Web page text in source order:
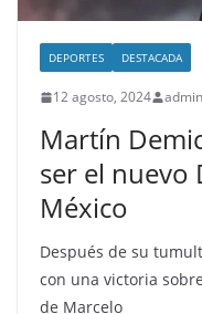
DEPORTES DESTACADA
12 agosto, 2024 admin
Martín
ser el nuevo
México
Después de su
con una victoria
de Marcelo